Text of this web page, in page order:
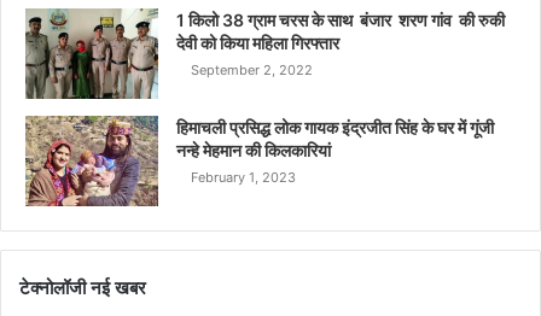
1 किलो 38 ग्राम चरस के साथ बंजार शरण गांव की रुकी
देवी को किया महिला गिरफ्तार
September 2, 2022
हिमाचली प्रसिद्ध लोक गायक इंद्रजीत सिंह के घर में गूंजी
नन्हे मेहमान की किलकारियां
February 1, 2023
टेक्नोलॉजी नई खबर